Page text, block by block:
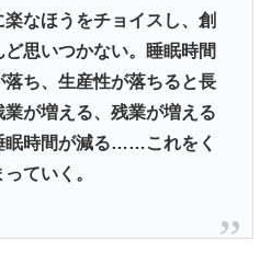
なほうをチョイスし、創
思いつかない。睡眠時間
ち、生産性が落ちると長
が増える、残業が増える
眠時間が減る……これをく
ていく。